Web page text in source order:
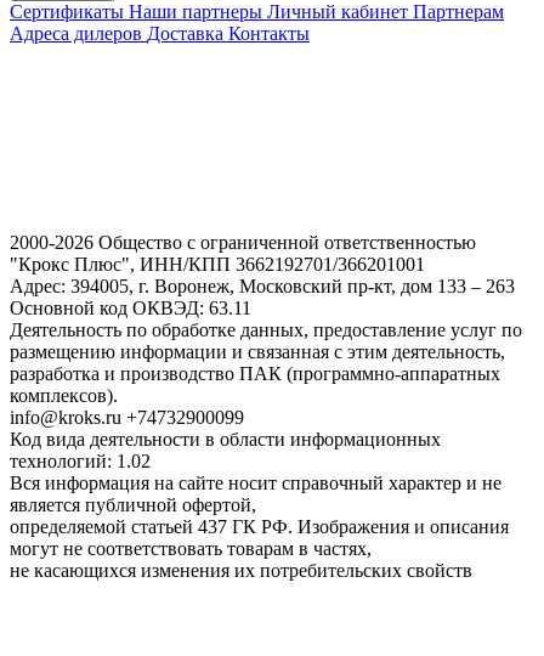
Сертификаты Наши партнеры Личный кабинет Партнерам
Адреса дилеров Доставка Контакты
2000-2026 Общество с ограниченной ответственностью
"Крокс Плюс", ИНН/КПП 3662192701/366201001
Адрес: 394005, г. Воронеж, Московский пр-кт, дом 133 – 263
Основной код ОКВЭД: 63.11
Деятельность по обработке данных, предоставление услуг по
размещению информации и связанная с этим деятельность,
разработка и производство ПАК (программно-аппаратных
комплексов).
info@kroks.ru +74732900099
Код вида деятельности в области информационных
технологий: 1.02
Вся информация на сайте носит справочный характер и не
является публичной офертой,
определяемой статьей 437 ГК РФ. Изображения и описания
могут не соответствовать товарам в частях,
не касающихся изменения их потребительских свойств